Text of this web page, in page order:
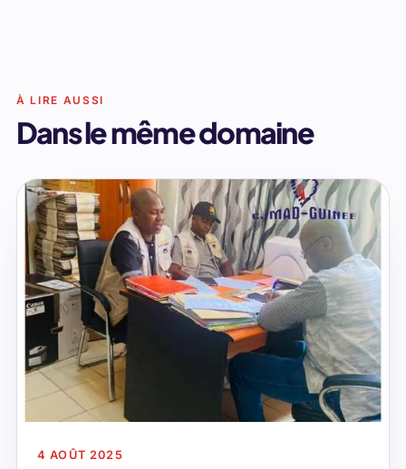
À LIRE AUSSI
Dans le même domaine
4 AOÛT 2025